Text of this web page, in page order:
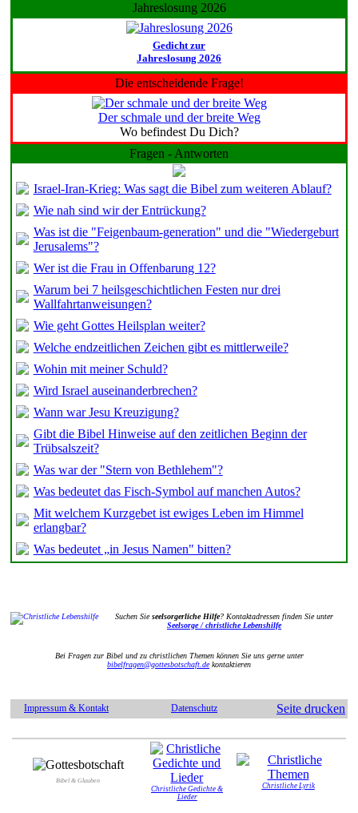
Jahreslosung 2026
Gedicht zur
Jahreslosung 2026
Die entscheidende Frage!
Der schmale und der breite Weg
Wo befindest Du Dich?
Fragen - Antworten
Israel-Iran-Krieg: Was sagt die Bibel zum weiteren Ablauf?
Wie nah sind wir der Entrückung?
Was ist die "Feigenbaum-generation" und die "Wiedergeburt
Jerusalems"?
Wer ist die Frau in Offenbarung 12?
Warum bei 7 heilsgeschichtlichen Festen nur drei
Wallfahrtanweisungen?
Wie geht Gottes Heilsplan weiter?
Welche endzeitlichen Zeichen gibt es mittlerweile?
Wohin mit meiner Schuld?
Wird Israel auseinanderbrechen?
Wann war Jesu Kreuzigung?
Gibt die Bibel Hinweise auf den zeitlichen Beginn der
Trübsalszeit?
Was war der "Stern von Bethlehem"?
Was bedeutet das Fisch-Symbol auf manchen Autos?
Mit welchem Kurzgebet ist ewiges Leben im Himmel
erlangbar?
Was bedeutet „in Jesus Namen" bitten?
Suchen Sieseelsorgerliche Hilfe? Kontaktadressen finden Sie unter
Seelsorge / christliche Lebenshilfe
Bei Fragen zur Bibel und zu christlichen Themen können Sie uns gerne unter
bibelfragen@gottesbotschaft.dekontaktieren
Impressum & Kontakt Datenschutz Seite drucken
Bibel & Glauben
Christliche Gedichte &
Lieder
Christliche Lyrik